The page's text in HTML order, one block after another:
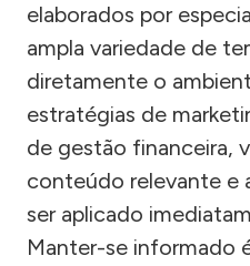
elaborados por
ampla variedade de
diretamente o
estratégias de
de gestão financeira,
conteúdo relevante e
ser aplicado
Manter-se informado